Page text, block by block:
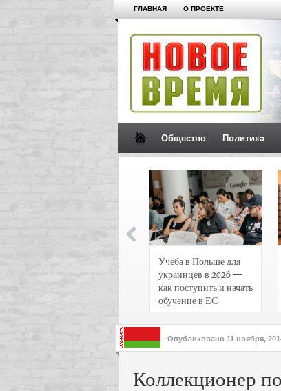
ГЛАВНАЯ О ПРОЕКТЕ
Общество Политика
Учёба в Польше для
украинцев в 2026 —
как поступить и начать
обучение в ЕС
Опубликовано 11 ноября,
Коллекционер